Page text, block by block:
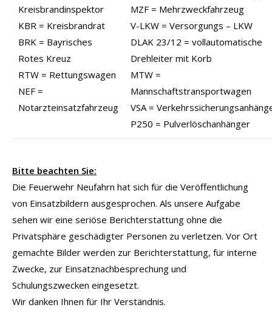
Kreisbrandinspektor
KBR = Kreisbrandrat
BRK = Bayrisches
Rotes Kreuz
RTW = Rettungswagen
NEF =
Notarzteinsatzfahrzeug
MZF = Mehrzweckfahrzeug
V-LKW = Versorgungs – LKW
DLAK 23/12 = vollautomatische
Drehleiter mit Korb
MTW =
Mannschaftstransportwagen
VSA =
P250 = Pulverlöschanhänger
Bitte beachten Sie:
Die Feuerwehr Neufahrn hat sich für die Veröffentlichung
von Einsatzbildern ausgesprochen. Als unsere Aufgabe
sehen wir eine seriöse Berichterstattung ohne die
Privatsphäre geschädigter Personen zu verletzen. Vor Ort
gemachte Bilder werden zur Berichterstattung, für interne
Zwecke, zur Einsatznachbesprechung und
Schulungszwecken eingesetzt.
Wir danken Ihnen für Ihr Verständnis.